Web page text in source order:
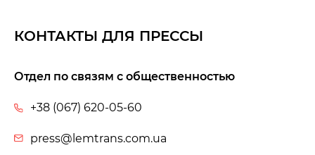
КОНТАКТЫ ДЛЯ ПРЕССЫ
Отдел по связям с общественностью
+38 (067) 620-05-60
press@lemtrans.com.ua